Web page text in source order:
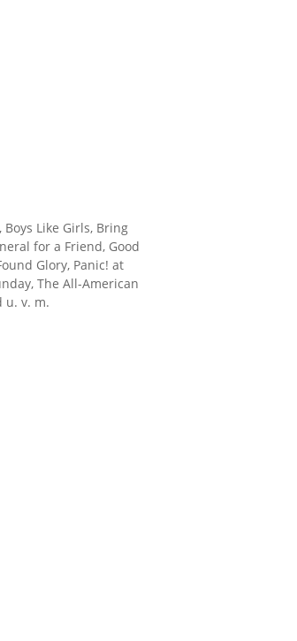
Like Girls, Bring
for a Friend, Good
Glory, Panic! at
The All-American
u. v. m.